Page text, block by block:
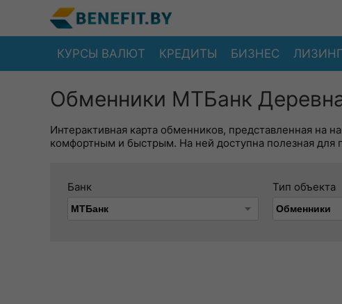
КУРСЫ ВАЛЮТ КРЕДИТЫ БИЗНЕС ЛИЗИНГ
Обменники МТБанк
Интерактивная карта обменников, представленная на
комфортным и быстрым. На ней доступна полезная для
Банк Тип объекта